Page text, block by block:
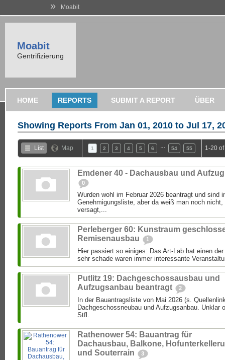
» Moabit
Moabit
Gentrifizierung
HOME REPORTS SUBMIT A REPORT ÜBER
Showing Reports From Jan 01, 2010 to Jul 17,
List Map 1 2 3 4 5 6 54 55 1-20
Emdener 40 - Dachausbau und Aufzug
0
Wurden wohl im Februar 2026 beantragt und sind
Genehmigungsliste, aber da weiß man noch nicht,
versagt,...
Perleberger 60: Kunstraum
Remisenausbau
1
Hier passiert so einiges: Das Art-Lab hat einen
sehr schade waren immer interessante
Putlitz 19: Dachgeschossausbau und
Aufzugsanbau beantragt
2
In der Bauantragsliste von Mai 2026 (s.
Dachgeschossneubau und Aufzugsanbau. Unklar
Stfl.
Rathenower 54: Bauantrag für
Dachausbau, Balkone,
und Souterrain
3